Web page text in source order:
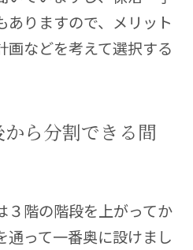
ありますので、メリット
画などを考えて選択する
ら分割できる間
３階の階段を上がってか
通って一番奥に設けまし